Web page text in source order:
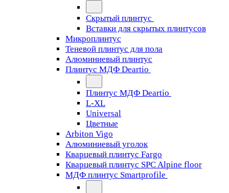
Скрытый плинтус
Вставки для скрытых плинтусов
Микроплинтус
Теневой плинтус для пола
Алюминиевый плинтус
Плинтус МДФ Deartio
Плинтус МДФ Deartio
L-XL
Universal
Цветные
Arbiton Vigo
Алюминиевый уголок
Кварцевый плинтус Fargo
Кварцевый плинтус SPC Alpine floor
МДФ плинтус Smartprofile